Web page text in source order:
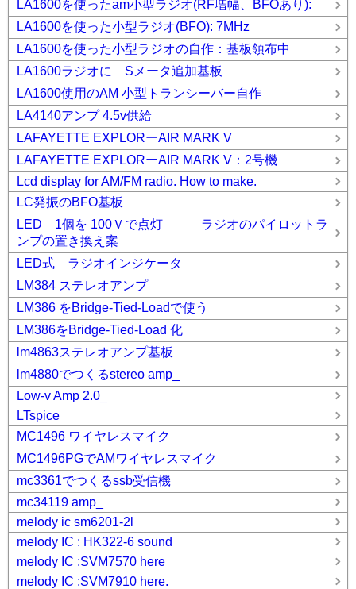
LA1600を使ったam小型ラジオ(RF増幅、BFOあり):
LA1600を使った小型ラジオ(BFO): 7MHz
LA1600を使った小型ラジオの自作：基板領布中
LA1600ラジオに Sメータ追加基板
LA1600使用のAM 小型トランシーバー自作
LA4140アンプ 4.5v供給
LAFAYETTE EXPLORーAIR MARK V
LAFAYETTE EXPLORーAIR MARK V：2号機
Lcd display for AM/FM radio. How to make.
LC発振のBFO基板
LED 1個を 100Ｖで点灯 ラジオのパイロットラ
ンプの置き換え案
LED式 ラジオインジケータ
LM384 ステレオアンプ
LM386 をBridge-Tied-Loadで使う
LM386をBridge-Tied-Load 化
lm4863ステレオアンプ基板
lm4880でつくるstereo amp_
Low-v Amp 2.0_
LTspice
MC1496 ワイヤレスマイク
MC1496PGでAMワイヤレスマイク
mc3361でつくるssb受信機
mc34119 amp_
melody ic sm6201-2l
melody IC : HK322-6 sound
melody IC :SVM7570 here
melody IC :SVM7910 here.